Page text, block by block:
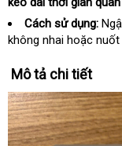
Cách sử dụng:
không nhai hoặc nuốt
Mô tả chi tiết